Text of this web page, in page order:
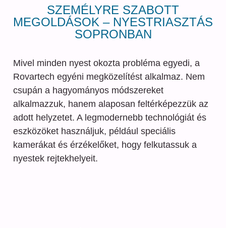
SZEMÉLYRE SZABOTT
MEGOLDÁSOK – NYESTRIASZTÁS
SOPRONBAN
Mivel minden nyest okozta probléma egyedi, a
Rovartech egyéni megközelítést alkalmaz. Nem
csupán a hagyományos módszereket
alkalmazzuk, hanem alaposan feltérképezzük az
adott helyzetet. A legmodernebb technológiát és
eszközöket használjuk, például speciális
kamerákat és érzékelőket, hogy felkutassuk a
nyestek rejtekhelyeit.